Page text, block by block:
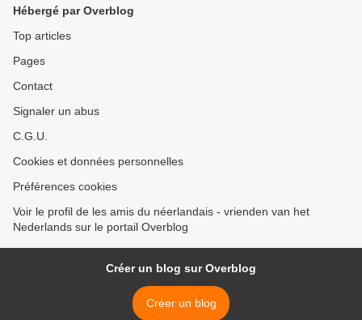
Hébergé par Overblog
Top articles
Pages
Contact
Signaler un abus
C.G.U.
Cookies et données personnelles
Préférences cookies
Voir le profil de les amis du néerlandais - vrienden van het
Nederlands sur le portail Overblog
Créer un blog sur Overblog
Créer un blog